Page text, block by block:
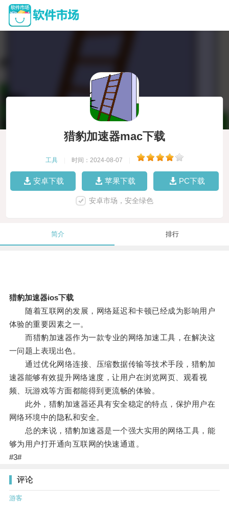
猎豹加速器mac下载
工具 时间：2024-08-07
安卓下载 苹果下载 PC下载
安卓市场，安全绿色
简介 排行
猎豹加速器ios下载
随着互联网的发展，网络延迟和卡顿已经成为影响用户
体验的重要因素之一。
而猎豹加速器作为一款专业的网络加速工具，在解决这
一问题上表现出色。
通过优化网络连接、压缩数据传输等技术手段，猎豹加
速器能够有效提升网络速度，让用户在浏览网页、观看视
频、玩游戏等方面都能得到更流畅的体验。
此外，猎豹加速器还具有安全稳定的特点，保护用户在
网络环境中的隐私和安全。
总的来说，猎豹加速器是一个强大实用的网络工具，能
够为用户打开通向互联网的快速通道。
#3#
评论
游客